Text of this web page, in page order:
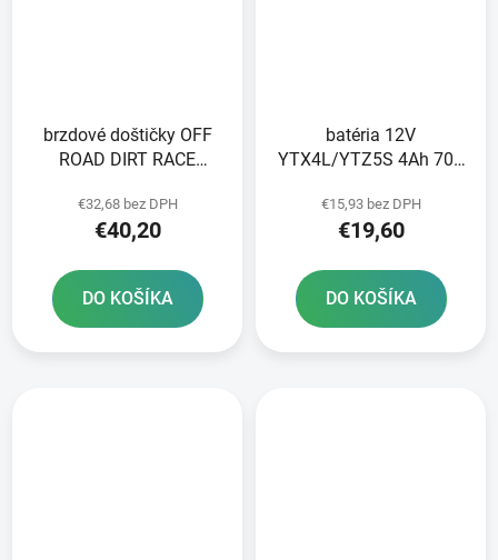
brzdové doštičky OFF
ROAD DIRT RACE
ks v balení
€32,68 bez DPH
€40,20
DO KOŠÍKA
batéria 12V
YTX4L/YTZ5S 4Ah 70A
technológia 113x70x85
A-TECH aktivovaná z
€15,93 bez DPH
€19,60
DO KOŠÍKA